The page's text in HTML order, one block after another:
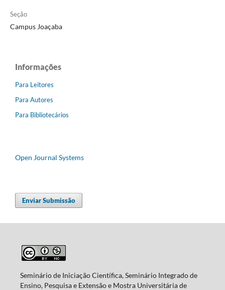
Seção
Campus Joaçaba
Informações
Para Leitores
Para Autores
Para Bibliotecários
Open Journal Systems
Enviar Submissão
Seminário de Iniciação Científica, Seminário Integrado de
Ensino, Pesquisa e Extensão e Mostra Universitária de